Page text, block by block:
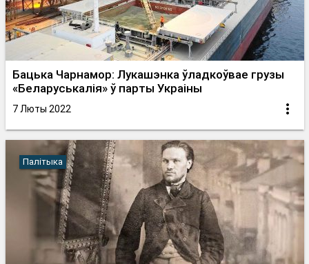
Бацька Чарнамор: Лукашэнка ўладкоўвае грузы
«Беларуськалія» ў парты Украіны
7 Люты 2022
Палітыка